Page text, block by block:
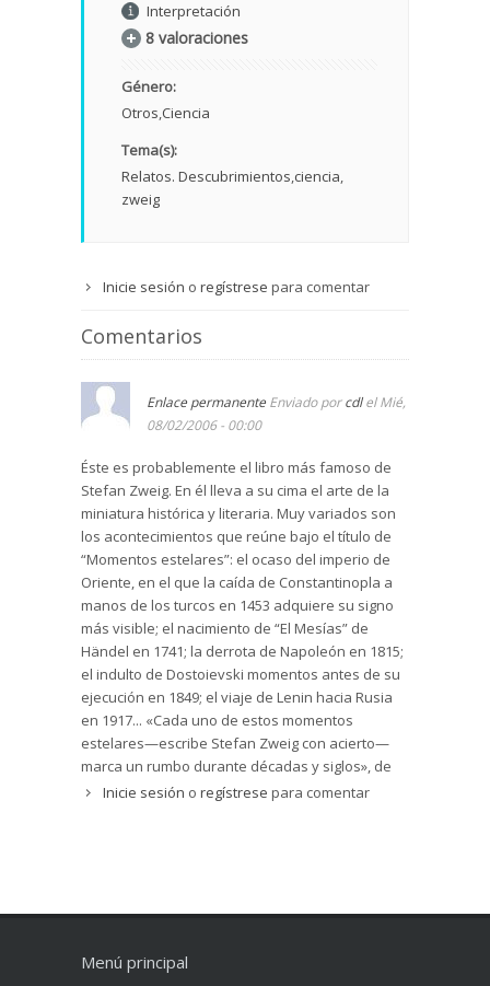
Interpretación
8 valoraciones
Género:
Otros Ciencia
Tema(s):
Relatos. Descubrimientos ciencia
zweig
Inicie sesión o regístrese para comentar
Comentarios
Enlace permanente Enviado porcdlel Mié,
08/02/2006 - 00:00
Éste es probablemente el libro más famoso de
Stefan Zweig. En él lleva a su cima el arte de la
miniatura histórica y literaria. Muy variados son
los acontecimientos que reúne bajo el título de
“Momentos estelares”: el ocaso del imperio de
Oriente, en el que la caída de Constantinopla a
manos de los turcos en 1453 adquiere su signo
más visible; el nacimiento de “El Mesías” de
Händel en 1741; la derrota de Napoleón en 1815;
el indulto de Dostoievski momentos antes de su
ejecución en 1849; el viaje de Lenin hacia Rusia
en 1917... «Cada uno de estos momentos
estelares—escribe Stefan Zweig con acierto—
marca un rumbo durante décadas y siglos», de
manera que podemos ver en ellos unos puntos
Inicie sesión o regístrese para comentar
Menú principal